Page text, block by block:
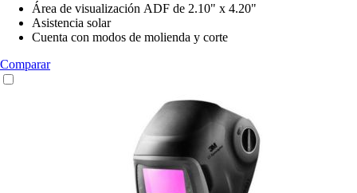
Área de visualización ADF de 2.10" x 4.20"
Asistencia solar
Cuenta con modos de molienda y corte
Comparar